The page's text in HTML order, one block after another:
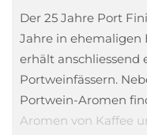
Der 25 Jahre Port
Jahre in ehemaligen
erhält anschliessend
Portweinfässern.
Portwein-Aromen
Aromen von Kaffee